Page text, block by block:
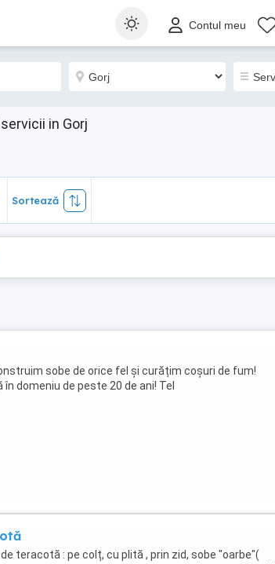
Contul meu
in Gorj
Sortează
sobe de orice fel și curățim coșuri de fum!
domeniu de peste 20 de ani! Tel
teracotă : pe colț, cu plită , prin zid, sobe "oarbe"(